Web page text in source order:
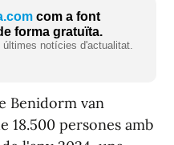
com a font
forma gratuïta.
últimes notícies d'actualitat.
Benidorm van
18.500 persones amb